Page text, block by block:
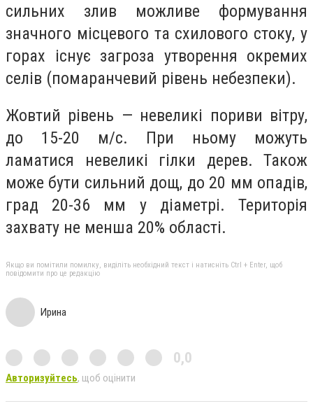
сильних злив можливе формування
значного місцевого та схилового стоку, у
горах існує загроза утворення окремих
селiв (помаранчевий рівень небезпеки).
Жовтий рівень — невеликі пориви вітру,
до 15-20 м/с. При ньому можуть
ламатися невеликі гілки дерев. Також
може бути сильний дощ, до 20 мм опадів,
град 20-36 мм у діаметрі. Територія
захвату не менша 20% області.
Якщо ви помітили помилку, виділіть необхідний текст і натисніть Ctrl + Enter, щоб
повідомити про це редакцію
Ирина
0,0
Авторизуйтесь, щоб оцінити